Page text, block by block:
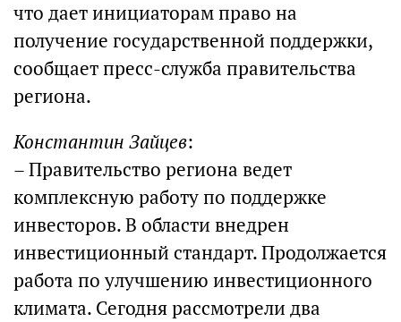
что дает инициаторам право на
получение государственной поддержки,
сообщает пресс-служба правительства
региона.
Константин Зайцев:
– Правительство региона ведет
комплексную работу по поддержке
инвесторов. В области внедрен
инвестиционный стандарт. Продолжается
работа по улучшению инвестиционного
климата. Сегодня рассмотрели два